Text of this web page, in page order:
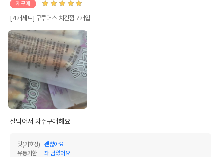
재구매
[4개세트] 구루머스 치킨껌 7개입
잘먹어서 자주구매해요
맛(기호성)
괜찮아요
유통기한
꽤 남았어요